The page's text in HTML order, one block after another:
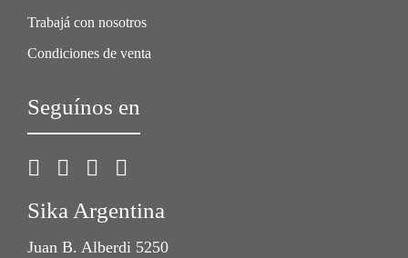
Trabajá con nosotros
Condiciones de venta
Seguínos en
Sika Argentina
Juan B. Alberdi 5250